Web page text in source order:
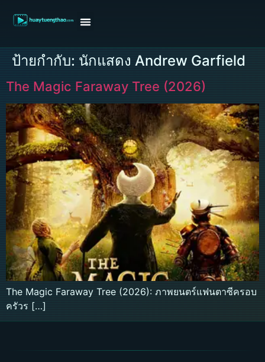
ป้ายกำกับ: นักแสดง Andrew Garfield
The Magic Faraway Tree (2026)
The Magic Faraway Tree (2026): ภาพยนตร์แฟนตาซีครอบ
ครัวร […]